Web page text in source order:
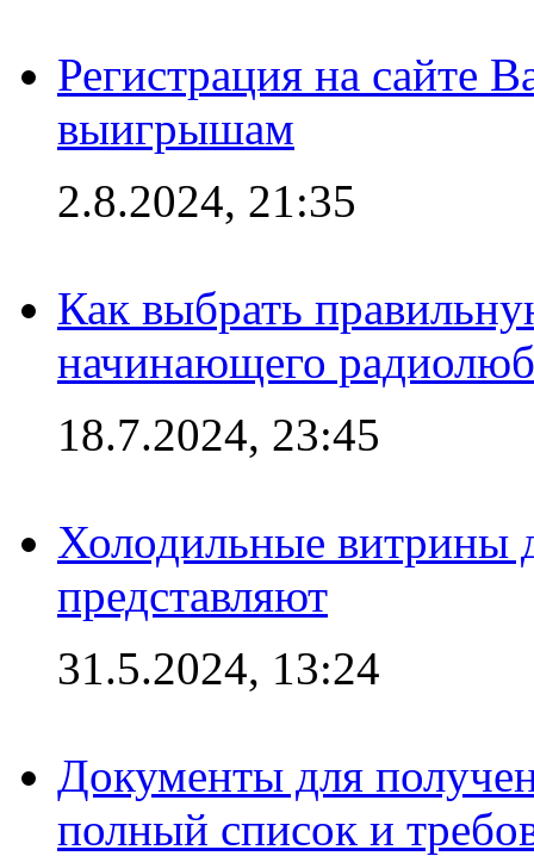
Регистрация на сайте
выигрышам
2.8.2024, 21:35
Как выбрать
начинающего
18.7.2024, 23:45
Холодильные витрины
представляют
31.5.2024, 13:24
Документы для
полный список и